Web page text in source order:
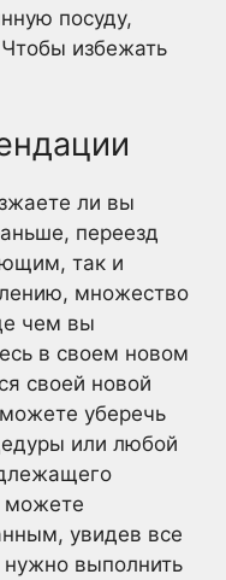
посуду,
избежать
ли вы
переезд
так и
множество
чем вы
в своем новом
своей новой
уберечь
или любой
можете
увидев все
выполнить